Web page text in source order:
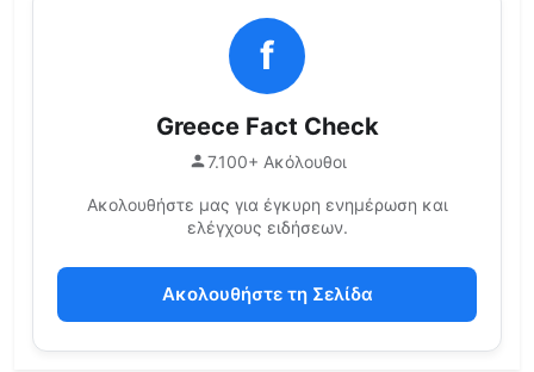
f
Greece Fact Check
7.100+ Ακόλουθοι
Ακολουθήστε μας για έγκυρη ενημέρωση και
ελέγχους ειδήσεων.
Ακολουθήστε τη Σελίδα